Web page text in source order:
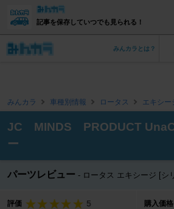
記事を保存していつでも見られる！
みんカラとは？
みんカラ 車種別情報 ロータス エキシー
JC MINDS PRODUCT
ー
パーツレビュー ロータス エキシージ [シ
評価 5 購入価格